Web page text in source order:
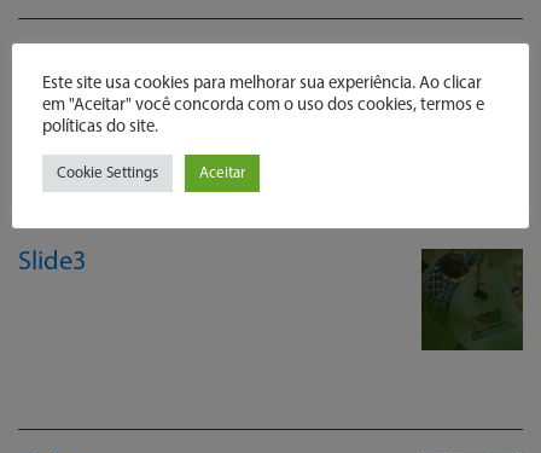
LEIA MAIS
Slide3
Este site usa cookies para melhorar sua experiência. Ao clicar
em "Aceitar" você concorda com o uso dos cookies, termos e
políticas do site.
Cookie Settings Aceitar